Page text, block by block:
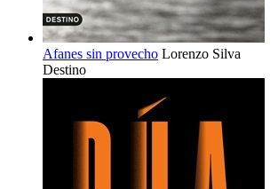
Afanes sin provecho Lorenzo Silva
Destino